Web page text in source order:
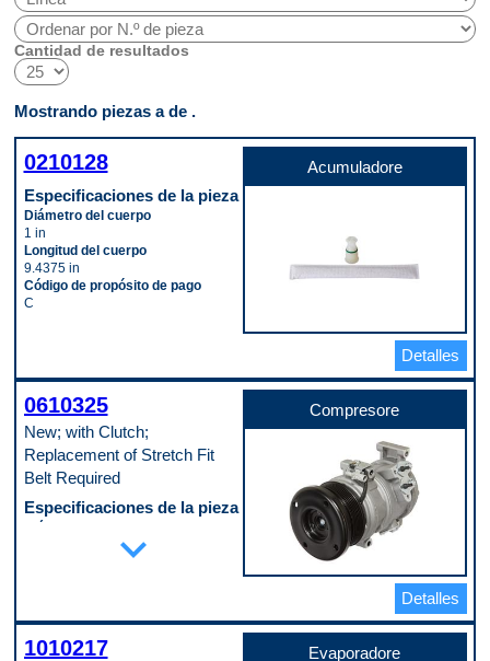
Cantidad de resultados
Mostrando piezas a de .
0210128
Especificaciones de la pieza
Diámetro del cuerpo
1 in
Longitud del cuerpo
9.4375 in
Código de propósito de pago
C
Acumuladore
Detalles
0610325
New; with Clutch;
Replacement of Stretch Fit
Belt Required
Especificaciones de la pieza
Diámetro del labio de la polea
descarga
expand_more
Compresore
Detalles
1010217 Evaporadore